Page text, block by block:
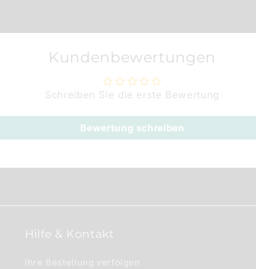
Kundenbewertungen
Schreiben Sie die erste Bewertung
Bewertung schreiben
Hilfe & Kontakt
Ihre Bestellung verfolgen